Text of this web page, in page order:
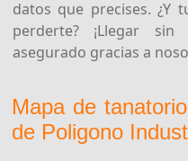
datos que precises. ¿Y
perderte? ¡Llegar sin
asegurado gracias a
Mapa de
de Poligono